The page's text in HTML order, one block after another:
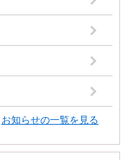
お知らせの一覧を見る